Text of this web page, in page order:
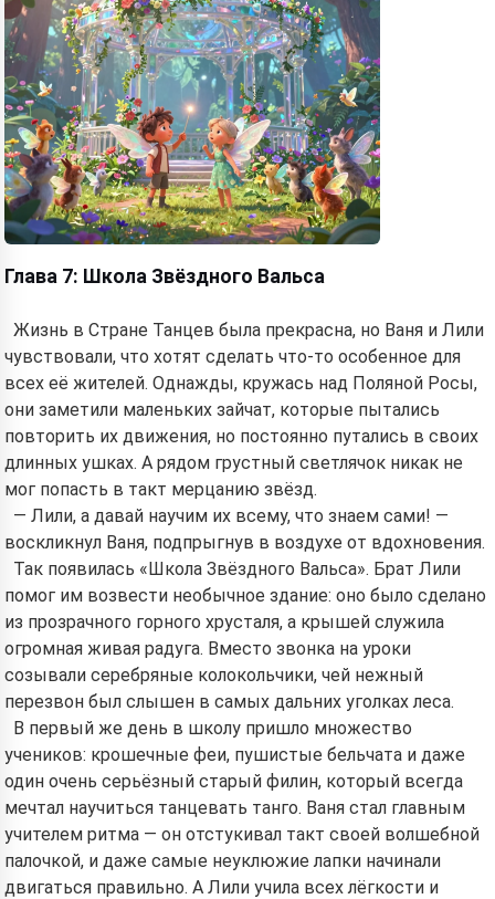
Глава 7: Школа Звёздного Вальса
Жизнь в Стране Танцев была прекрасна, но Ваня и Лили
чувствовали, что хотят сделать что-то особенное для
всех её жителей. Однажды, кружась над Поляной Росы,
они заметили маленьких зайчат, которые пытались
повторить их движения, но постоянно путались в своих
длинных ушках. А рядом грустный светлячок никак не
мог попасть в такт мерцанию звёзд.
— Лили, а давай научим их всему, что знаем сами! —
воскликнул Ваня, подпрыгнув в воздухе от вдохновения.
Так появилась «Школа Звёздного Вальса». Брат Лили
помог им возвести необычное здание: оно было сделано
из прозрачного горного хрусталя, а крышей служила
огромная живая радуга. Вместо звонка на уроки
созывали серебряные колокольчики, чей нежный
перезвон был слышен в самых дальних уголках леса.
В первый же день в школу пришло множество
учеников: крошечные феи, пушистые бельчата и даже
один очень серьёзный старый филин, который всегда
мечтал научиться танцевать танго. Ваня стал главным
учителем ритма — он отстукивал такт своей волшебной
палочкой, и даже самые неуклюжие лапки начинали
двигаться правильно. А Лили учила всех лёгкости и